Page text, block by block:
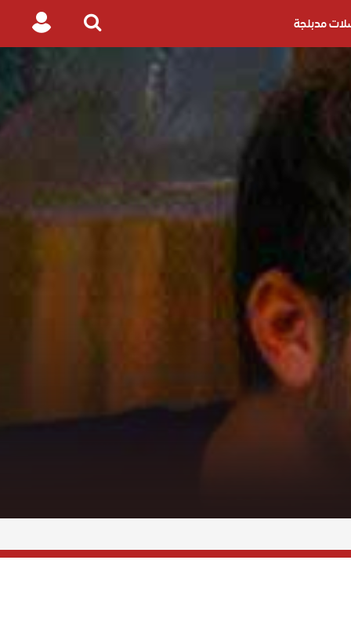
مدبلجة
Search
Login